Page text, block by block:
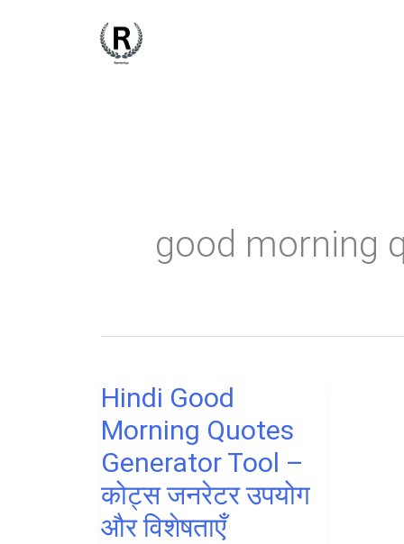
good morning
Hindi Good
Morning Quotes
Generator Tool –
कोट्स जनरेटर उपयोग
और विशेषताएँ